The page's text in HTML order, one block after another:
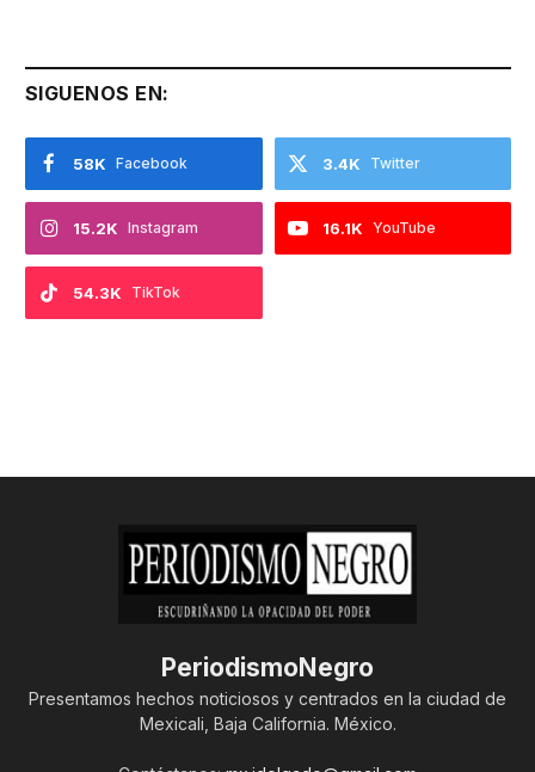
SIGUENOS EN:
Facebook
58K Twitter
3.4K
Instagram
15.2K YouTube
16.1K
TikTok
54.3K
PeriodismoNegro
Presentamos hechos noticiosos y centrados en la ciudad de
Mexicali, Baja California. México.